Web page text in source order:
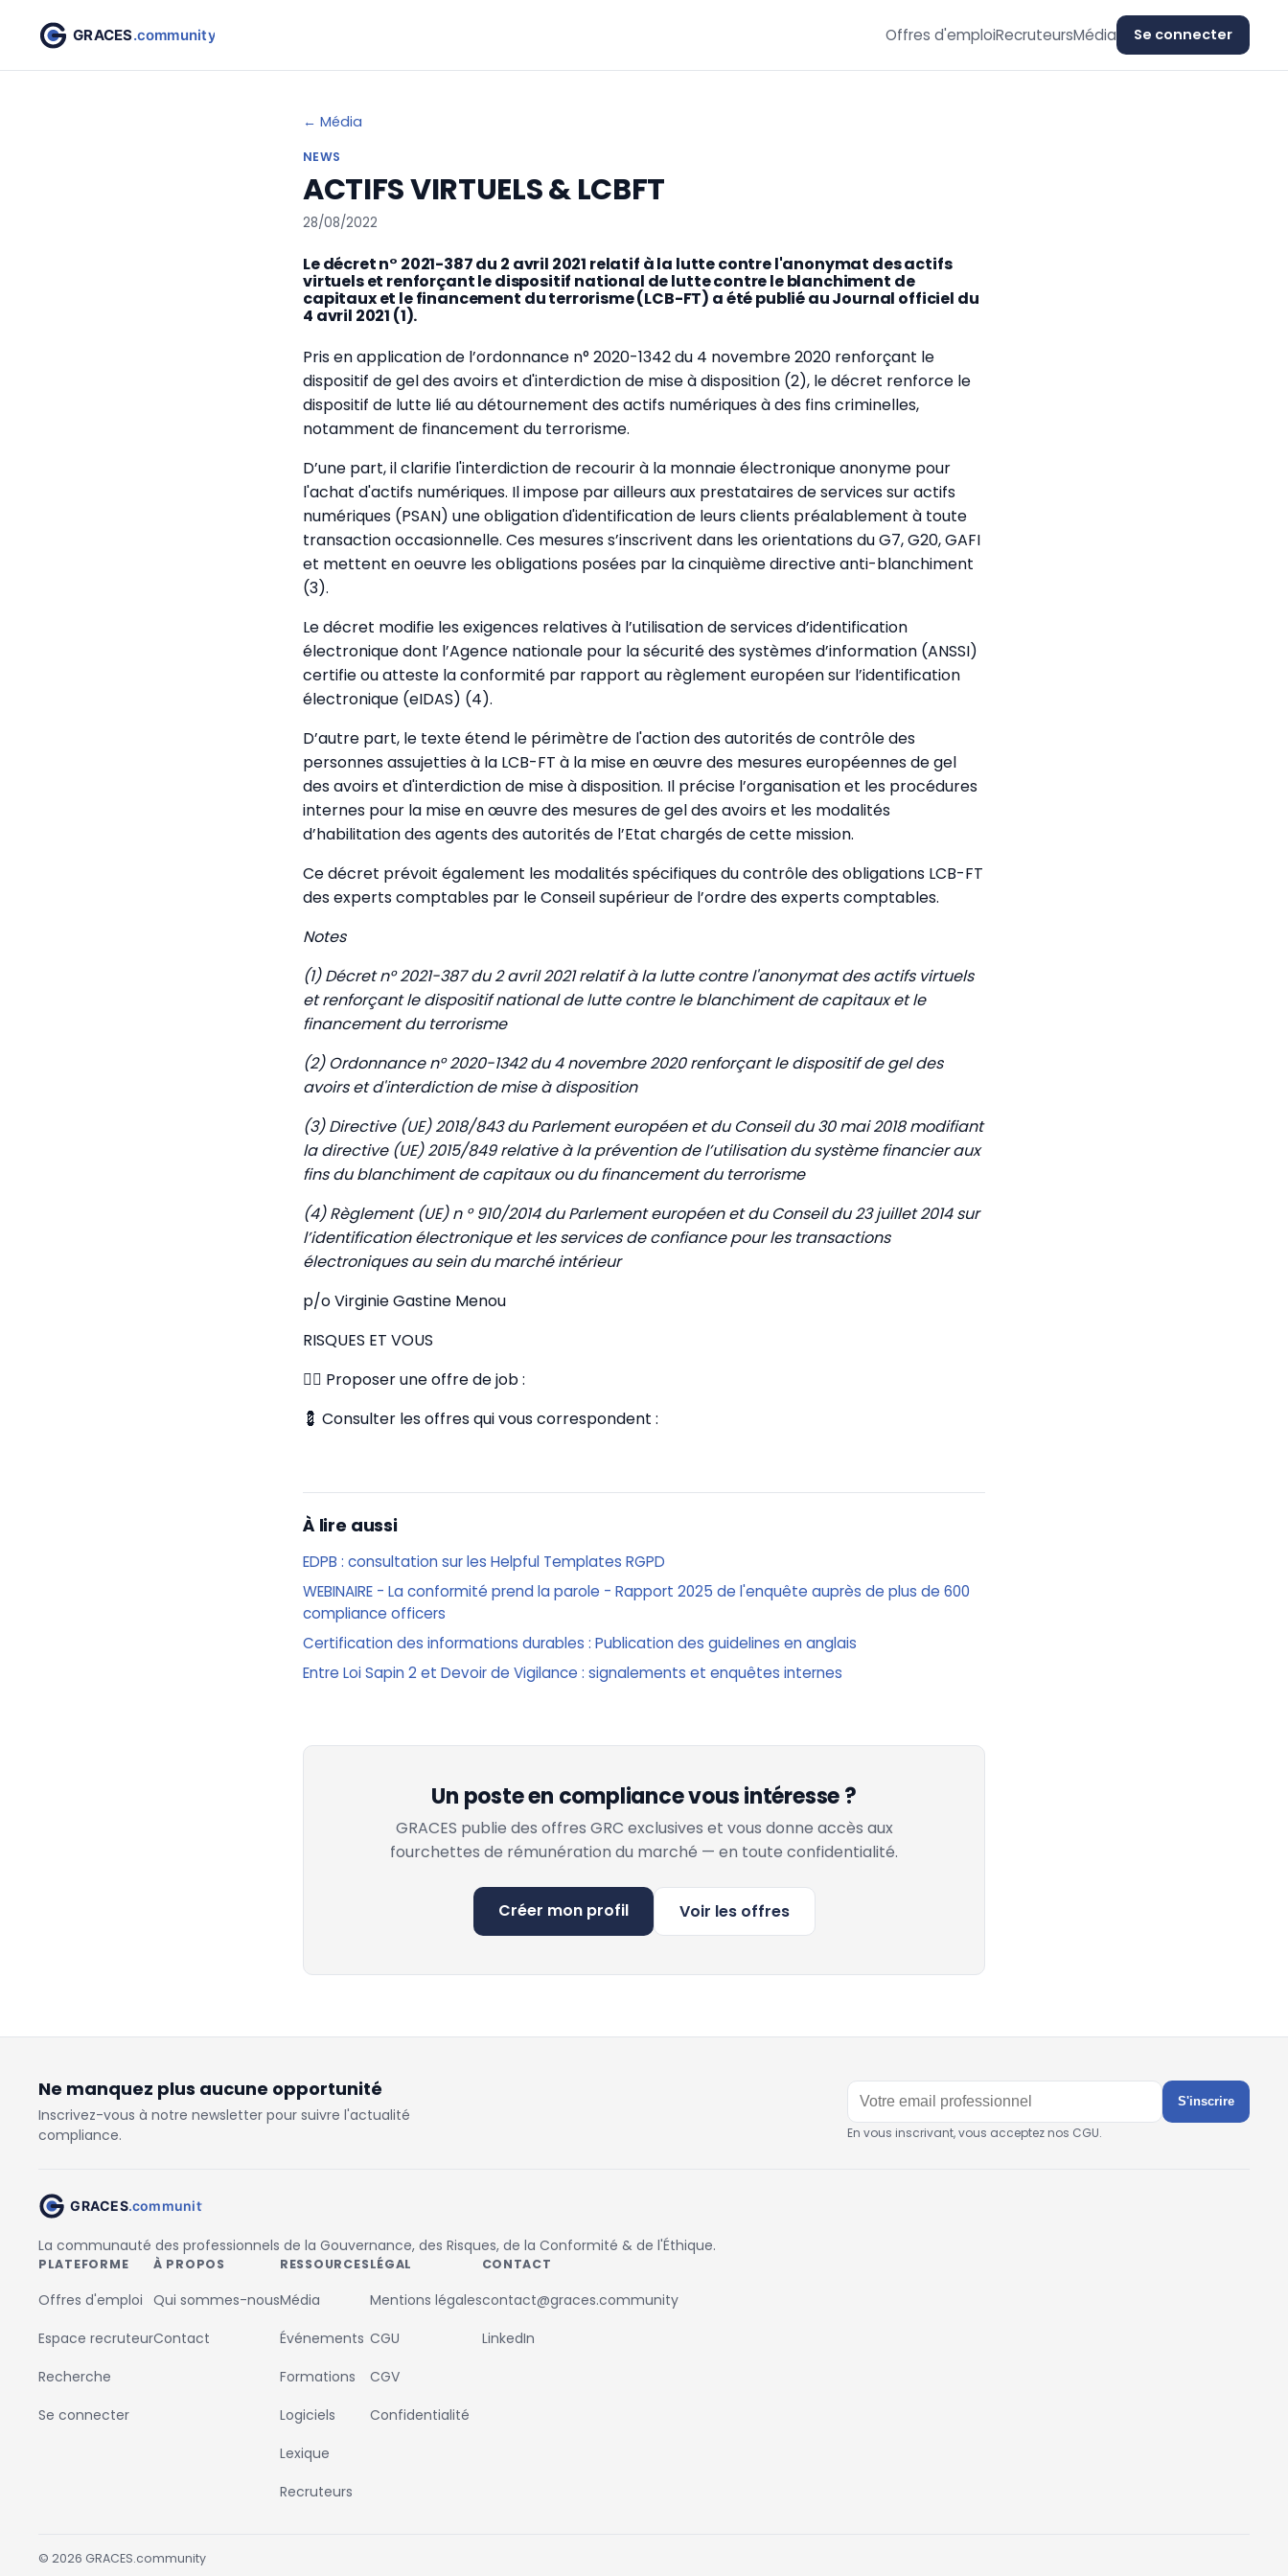
Offres d'emploiRecruteursMédia Se connecter
← Média
NEWS
ACTIFS VIRTUELS & LCBFT
28/08/2022
Le décret n° 2021-387 du 2 avril 2021 relatif à la lutte contre l'anonymat des actifs
virtuels et renforçant le dispositif national de lutte contre le blanchiment de
capitaux et le financement du terrorisme (LCB-FT) a été publié au Journal officiel du
4 avril 2021 (1).
Pris en application de l’ordonnance n° 2020-1342 du 4 novembre 2020 renforçant le
dispositif de gel des avoirs et d'interdiction de mise à disposition (2), le décret renforce le
dispositif de lutte lié au détournement des actifs numériques à des fins criminelles,
notamment de financement du terrorisme.
D’une part, il clarifie l'interdiction de recourir à la monnaie électronique anonyme pour
l'achat d'actifs numériques. Il impose par ailleurs aux prestataires de services sur actifs
numériques (PSAN) une obligation d'identification de leurs clients préalablement à toute
transaction occasionnelle. Ces mesures s’inscrivent dans les orientations du G7, G20, GAFI
et mettent en oeuvre les obligations posées par la cinquième directive anti-blanchiment
(3).
Le décret modifie les exigences relatives à l’utilisation de services d’identification
électronique dont l’Agence nationale pour la sécurité des systèmes d’information (ANSSI)
certifie ou atteste la conformité par rapport au règlement européen sur l’identification
électronique (eIDAS) (4).
D’autre part, le texte étend le périmètre de l'action des autorités de contrôle des
personnes assujetties à la LCB-FT à la mise en œuvre des mesures européennes de gel
des avoirs et d'interdiction de mise à disposition. Il précise l’organisation et les procédures
internes pour la mise en œuvre des mesures de gel des avoirs et les modalités
d’habilitation des agents des autorités de l’Etat chargés de cette mission.
Ce décret prévoit également les modalités spécifiques du contrôle des obligations LCB-FT
des experts comptables par le Conseil supérieur de l’ordre des experts comptables.
Notes
(1) Décret n° 2021-387 du 2 avril 2021 relatif à la lutte contre l'anonymat des actifs virtuels
et renforçant le dispositif national de lutte contre le blanchiment de capitaux et le
financement du terrorisme
(2) Ordonnance n° 2020-1342 du 4 novembre 2020 renforçant le dispositif de gel des
avoirs et d'interdiction de mise à disposition
(3) Directive (UE) 2018/843 du Parlement européen et du Conseil du 30 mai 2018 modifiant
la directive (UE) 2015/849 relative à la prévention de l’utilisation du système financier aux
fins du blanchiment de capitaux ou du financement du terrorisme
(4) Règlement (UE) n ° 910/2014 du Parlement européen et du Conseil du 23 juillet 2014 sur
l’identification électronique et les services de confiance pour les transactions
électroniques au sein du marché intérieur
p/o Virginie Gastine Menou
RISQUES ET VOUS
✍🏼 Proposer une offre de job :
💈 Consulter les offres qui vous correspondent :
À lire aussi
EDPB : consultation sur les Helpful Templates RGPD
WEBINAIRE - La conformité prend la parole - Rapport 2025 de l'enquête auprès de plus de 600
compliance officers
Certification des informations durables : Publication des guidelines en anglais
Entre Loi Sapin 2 et Devoir de Vigilance : signalements et enquêtes internes
Un poste en compliance vous intéresse ?
GRACES publie des offres GRC exclusives et vous donne accès aux
fourchettes de rémunération du marché — en toute confidentialité.
Créer mon profil Voir les offres
Ne manquez plus aucune opportunité
Inscrivez-vous à notre newsletter pour suivre l'actualité
compliance.
S'inscrire
En vous inscrivant, vous acceptez nos CGU.
La communauté des professionnels de la Gouvernance, des Risques, de la Conformité & de l'Éthique.
PLATEFORME
Offres d'emploi
Espace recruteur
Recherche
Se connecter
À PROPOS
Qui sommes-nous
Contact
RESSOURCES
Média
Événements
Formations
Logiciels
Lexique
Recruteurs
LÉGAL
Mentions légales
CGU
CGV
Confidentialité
CONTACT
contact@graces.community
LinkedIn
© 2026 GRACES.community